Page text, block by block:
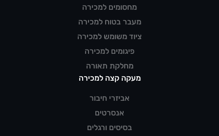
מחסומים למכירה
מעבר בטוח למכירה
ציוד משומש למכירה
פיגומים למכירה
מחלקת תאורה
מעקה קצה למכירה
אביזרי חיבור
אנסרטים
בסיסים ורגלים